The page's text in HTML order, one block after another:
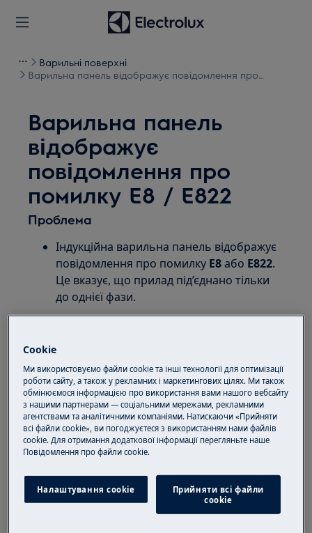
Варильні поверхні
Варильна панель відображує повідомлення про
Варильна панель
відображує
повідомлення про
помилку E8 / E822
Проблема
Індукційна варильна панель відображує
повідомлення про помилку E8або E822.
Це вказує, що прилад під’єднано тільки
до однієї фази.
Рішення
1. Зверніться до кваліфікованого
електрика, який встановлював прилад.
сервісного центру.
Якщо наведені вище поради не допомагають
Cookie
Ми використовуємо файли cookie та інші технології для оптимізації
роботи сайту, а також у рекламних і маркетингових цілях. Ми також
обмінюємося інформацією про використання вами нашого вебсайту
з нашими партнерами — соціальними мережами, рекламними
агентствами та аналітичними компаніями. Натискаючи «Прийняти
всі файли cookie», ви погоджуєтеся з використанням нами файлів
cookie. Для отримання додаткової інформації перегляньте наше
Пoвідомлення прo файли cookie.
Налаштування cookie
Прийняти всі файли
сookie